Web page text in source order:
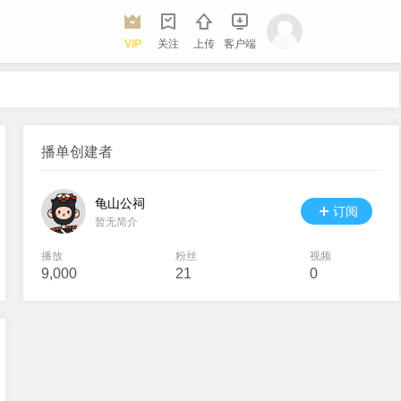
VIP 关注 上传 客户端
播单创建者
龟山公祠
暂无简介
订阅
播放
9,000
粉丝
21
视频
0